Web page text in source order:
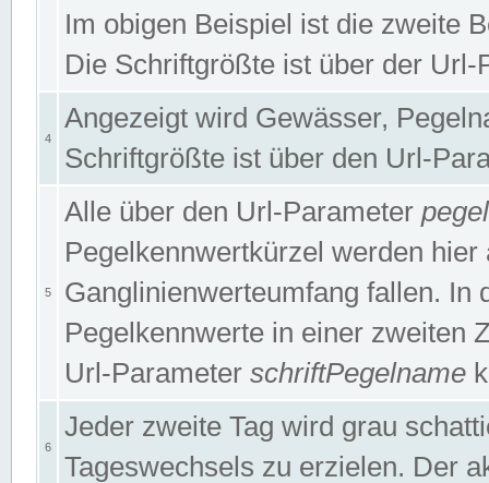
Im obigen Beispiel ist die zweite
Die Schriftgrößte ist über der
4
Angezeigt wird Gewässer,
Schriftgrößte ist über den Url-
5
Alle über den Url-Parameter
Pegelkennwertkürzel werden
Ganglinienwerteumfang fallen. In
Pegelkennwerte in einer zweiten
Url-Parameter schriftPegelname
6
Jeder zweite Tag wird grau
Tageswechsels zu erzielen. Der